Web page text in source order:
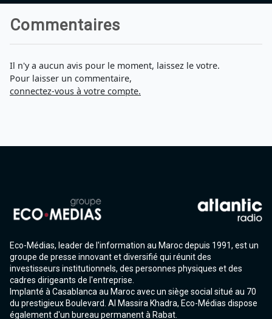
Commentaires
Il n'y a aucun avis pour le moment, laissez le votre.
Pour laisser un commentaire,
connectez-vous à votre compte.
Eco-Médias, leader de l'information au Maroc depuis 1991, est un
groupe de presse innovant et diversifié qui réunit des
investisseurs institutionnels, des personnes physiques et des
cadres dirigeants de l'entreprise.
Implanté à Casablanca au Maroc avec un siège social situé au 70
du prestigieux Boulevard. Al Massira Khadra, Eco-Médias dispose
également d'un bureau permanent à Rabat.